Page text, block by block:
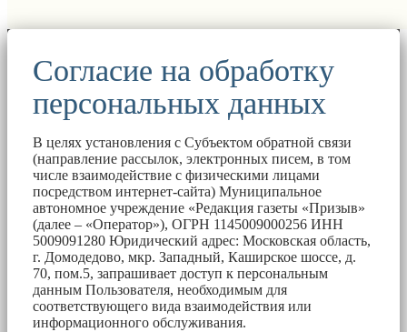
Согласие на обработку
персональных данных
В целях установления с Субъектом обратной связи
(направление рассылок, электронных писем, в том
числе взаимодействие с физическими лицами
посредством интернет-сайта) Муниципальное
автономное учреждение «Редакция газеты «Призыв»
(далее – «Оператор»), ОГРН 1145009000256 ИНН
5009091280 Юридический адрес: Московская область,
г. Домодедово, мкр. Западный, Каширское шоссе, д.
70, пом.5, запрашивает доступ к персональным
данным Пользователя, необходимым для
соответствующего вида взаимодействия или
информационного обслуживания.